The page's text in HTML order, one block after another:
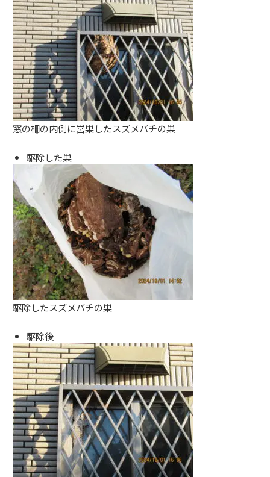
窓の柵の内側に営巣したスズメバチの巣
駆除した巣
駆除したスズメバチの巣
駆除後